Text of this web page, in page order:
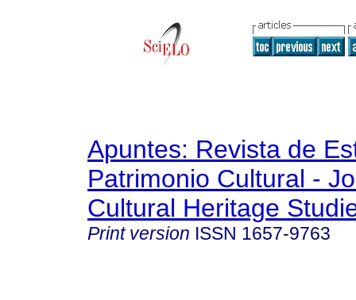
Apuntes: Revista de
Patrimonio Cultural -
Cultural Heritage
Print version ISSN 1657-9763